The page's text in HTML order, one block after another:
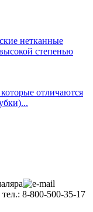
нетканные
степенью
отличаются
8-800-500-35-17